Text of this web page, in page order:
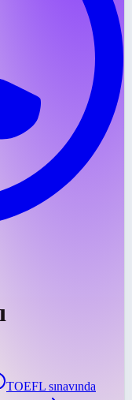
TOEFL sınavında